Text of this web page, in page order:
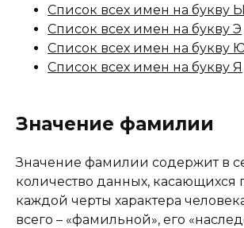
Список всех имен на букву Ы
Список всех имен на букву Э
Список всех имен на букву
Список всех имен на букву Я
Значение фамилии
Значение фамилии содержит в
количество данных, касающихся
каждой черты характера
всего – «фамильной», его